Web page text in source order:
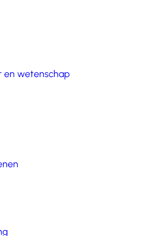
en wetenschap